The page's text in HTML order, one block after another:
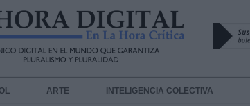
ARTE INTELIGENCIA COLECTIVA